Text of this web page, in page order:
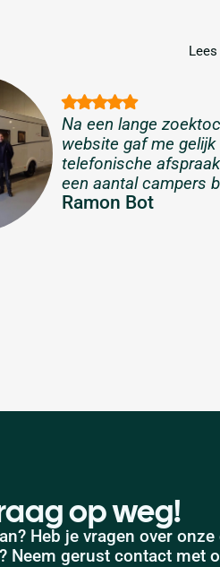
Na een lange
website gaf me
telefonische
een aantal campers
Ramon Bot
op weg!
Heb je vragen over
Neem gerust contact met